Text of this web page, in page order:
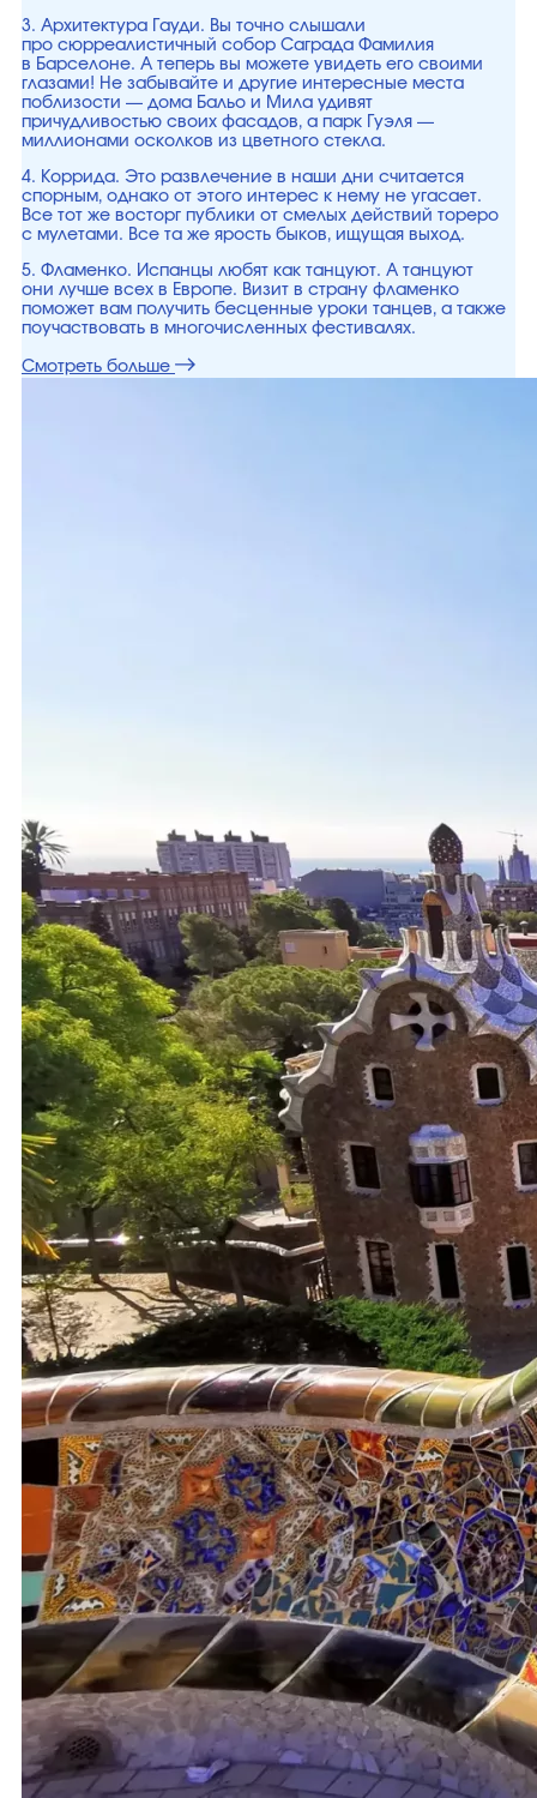
3. Архитектура Гауди. Вы точно слышали
про сюрреалистичный собор Саграда Фамилия
в Барселоне. А теперь вы можете увидеть его своими
глазами! Не забывайте и другие интересные места
поблизости — дома Бальо и Мила удивят
причудливостью своих фасадов, а парк Гуэля —
миллионами осколков из цветного стекла.
4. Коррида. Это развлечение в наши дни считается
спорным, однако от этого интерес к нему не угасает.
Все тот же восторг публики от смелых действий тореро
с мулетами. Все та же ярость быков, ищущая выход.
5. Фламенко. Испанцы любят как танцуют. А танцуют
они лучше всех в Европе. Визит в страну фламенко
поможет вам получить бесценные уроки танцев, а также
поучаствовать в многочисленных фестивалях.
Смотреть больше